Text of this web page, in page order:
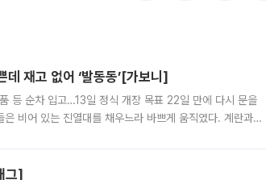
재고 없어 ‘발동동’[가보니]
등 순차 입고…13일 정식 개장 목표 22일 만에 다시 문을
비어 있는 진열대를 채우느라 바쁘게 움직였다. 계란과
그]